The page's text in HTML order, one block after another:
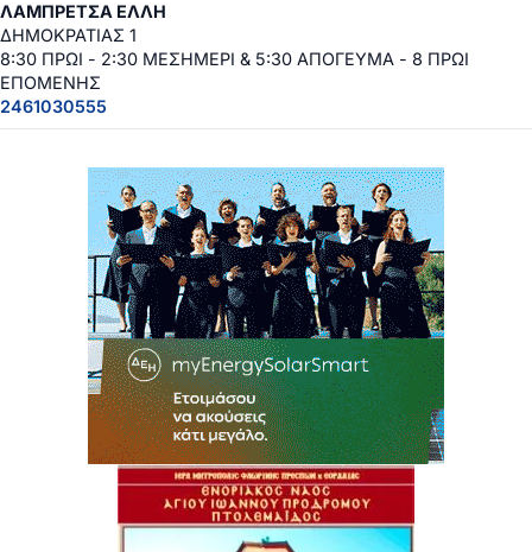
ΛΑΜΠΡΕΤΣΑ ΕΛΛΗ
ΔΗΜΟΚΡΑΤΙΑΣ 1
8:30 ΠΡΩΙ - 2:30 ΜΕΣΗΜΕΡΙ & 5:30 ΑΠΟΓΕΥΜΑ - 8 ΠΡΩΙ
ΕΠΟΜΕΝΗΣ
2461030555